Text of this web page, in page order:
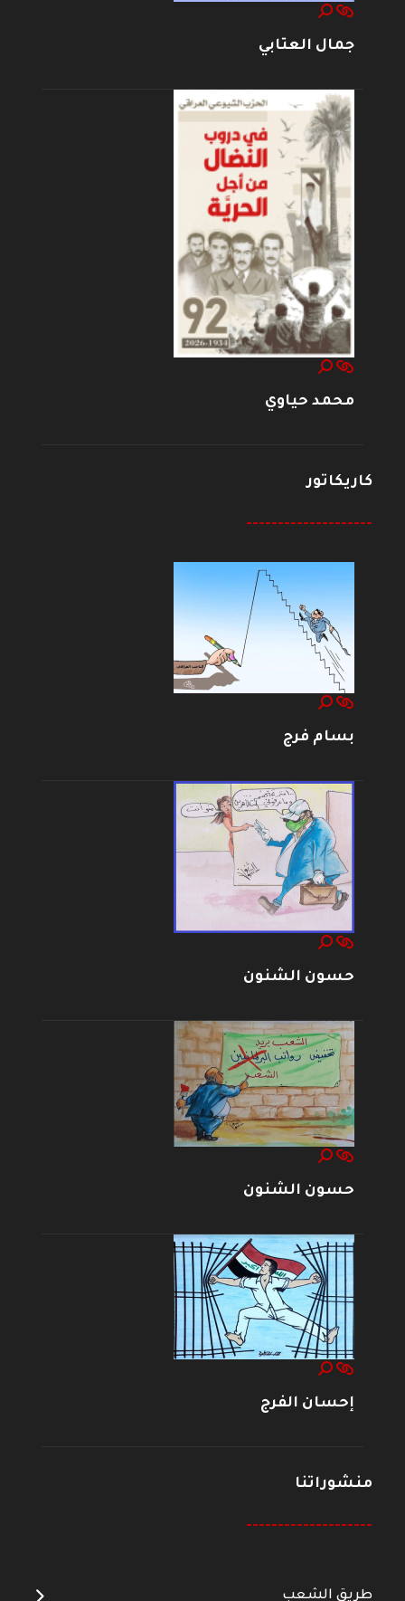
جمال العتابي
محمد حياوي
كاريكاتور
--------------------
بسام فرج
حسون الشنون
حسون الشنون
إحسان الفرج
منشوراتنا
--------------------
طريق الشعب